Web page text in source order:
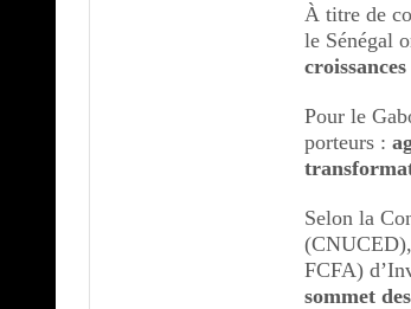
À titre de
le Sénégal
Pour le
porteurs :
Selon la
FCFA)
sommet